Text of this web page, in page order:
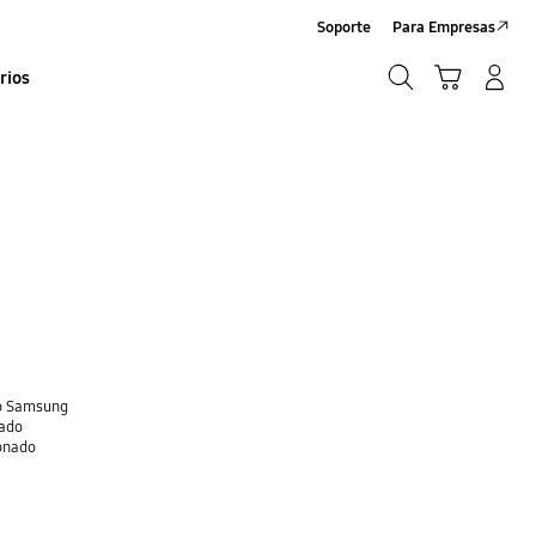
Soporte Para Empresas
Samsung